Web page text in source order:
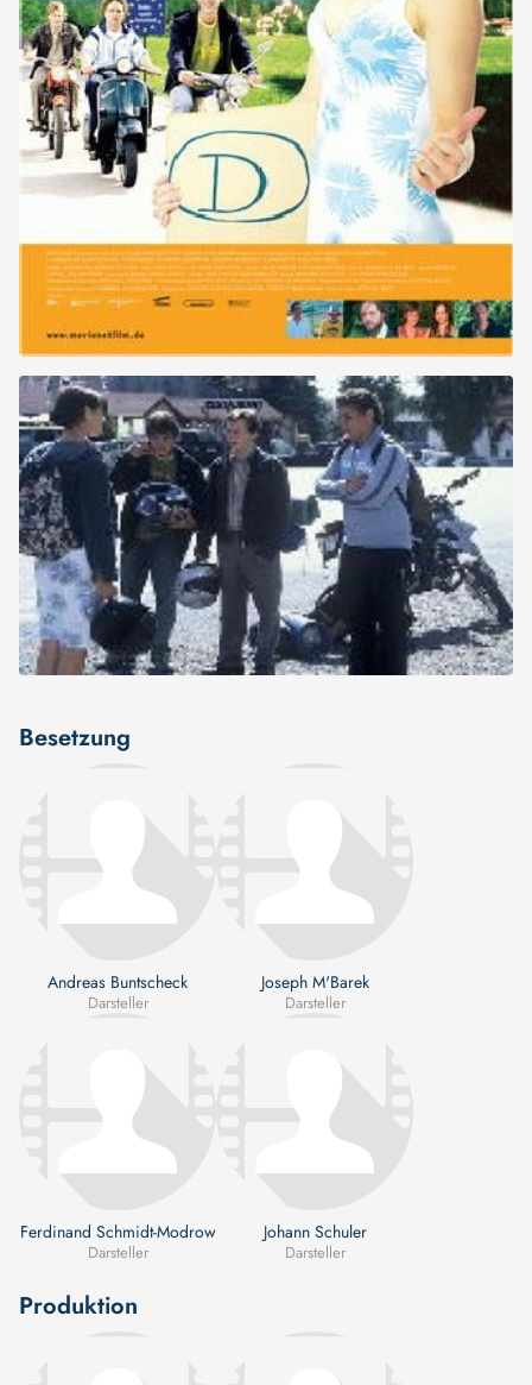
Besetzung
Andreas Buntscheck
Darsteller
Joseph M'Barek
Darsteller
Ferdinand Schmidt-Modrow
Darsteller
Johann Schuler
Darsteller
Produktion